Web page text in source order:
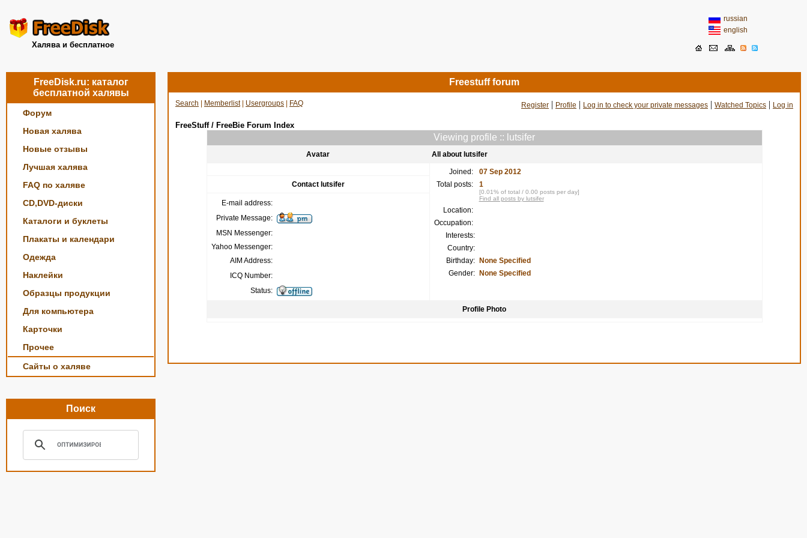
Халява и бесплатное
russian
english
FreeDisk.ru: каталог
бесплатной халявы
Форум
Новая халява
Новые отзывы
Лучшая халява
FAQ по халяве
CD,DVD-диски
Каталоги и буклеты
Плакаты и календари
Одежда
Наклейки
Образцы продукции
Для компьютера
Карточки
Прочее
Сайты о халяве
Поиск
Freestuff forum
Search Memberlist| Usergroups FAQ Register | Profile | Log in to check your private messages | Watched Topics | Log in
FreeStuff / FreeBie Forum Index
Viewing profile :: lutsifer
Avatar All about lutsifer
Joined:
07 Sep 2012
Total posts:
1
[0.01% of total / 0.00 posts per day]
Find all posts by lutsifer
Location:
Occupation:
Interests:
Country:
Birthday:
None Specified
Gender:
None Specified
Contact lutsifer
E-mail address:
Private Message:
MSN Messenger:
Yahoo Messenger:
AIM Address:
ICQ Number:
Status:
Profile Photo